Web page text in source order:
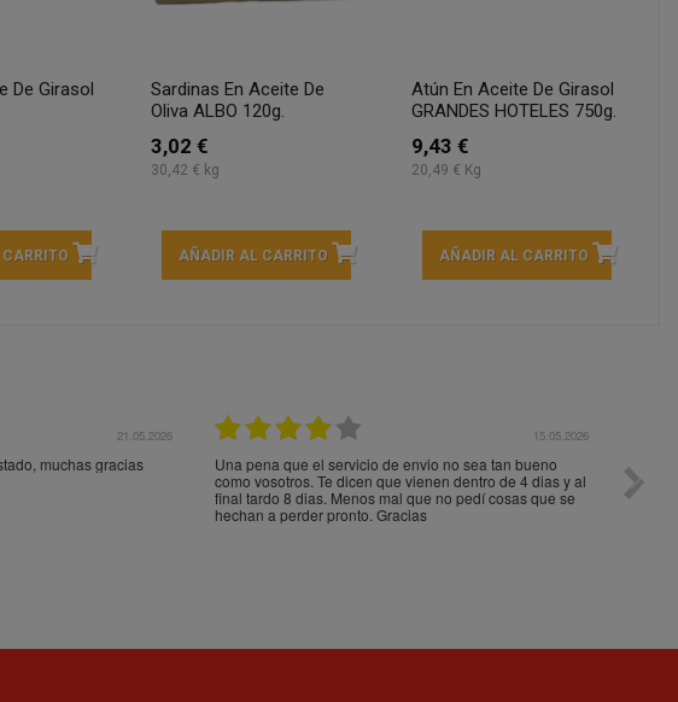
De Girasol
Sardinas En Aceite De
Oliva ALBO 120g.
3,02 €
30,42 € kg
AÑADIR AL CARRITO
Atún En Aceite De Girasol
GRANDES HOTELES 750g.
9,43 €
20,49 € Kg
AÑADIR AL CARRITO
21.05.2026
muchas gracias
15.05.2026
Una pena que el servicio de envio no sea tan bueno
como vosotros. Te dicen que vienen dentro de 4 dias y al
final tardo 8 dias. Menos mal que no pedí cosas que se
hechan a perder pronto. Gracias